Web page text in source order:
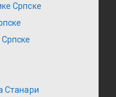
Српске
Станари